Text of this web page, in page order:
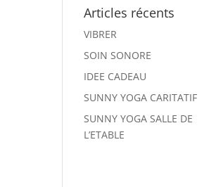
Articles récents
VIBRER
SOIN SONORE
IDEE CADEAU
SUNNY YOGA CARITATIF
SUNNY YOGA SALLE DE
L’ETABLE